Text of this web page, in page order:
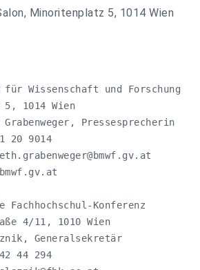
Minoritenplatz 5, 1014 Wien
für Wissenschaft und Forschung
5, 1014 Wien
Grabenweger, Pressesprecherin
20 9014
Fachhochschul-Konferenz
4/11, 1010 Wien
Generalsekretär
44 294